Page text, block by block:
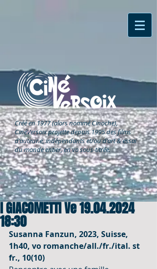
Créé en 1977 (alors nommé Cinoche),
CinéVersoixprojette depuis 1995 des films
d'auteur.e, indépendants et/ou d'art & essai
du monde entier, en vo sous-titrée.
I GIACOMETTI Ve 19.04.2024
18:30
Susanna Fanzun, 2023, Suisse,
1h40, vo romanche/all./fr./ital. st
fr., 10(10)